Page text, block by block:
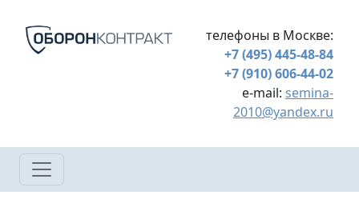
телефоны в Москве:
+7 (495) 445-48-84
+7 (910) 606-44-02
e-mail: semina-
2010@yandex.ru